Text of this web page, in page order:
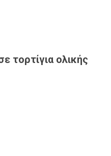
τορτίγια ολικής